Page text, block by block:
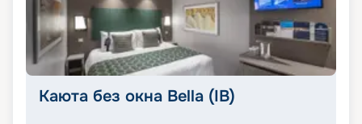
Каюта без окна Bella (IB)